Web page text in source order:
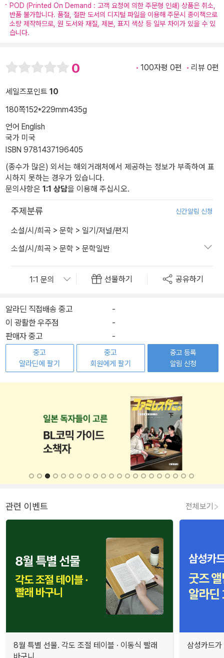
POD (Printed On Demand : 고객 요청에 의한 주문형 인쇄) 상품은 취소,
반품 불가합니다. 품절, 절판 도서의 디지털 파일을 이용해 주문시 종이책으로
소량 제작하므로, 원 도서와 재질, 제본, 표지 색상 등 일부 차이가 있을 수 있
습니다.
0 100자평 0편 리뷰 0편
세일즈포인트 10
180쪽152*229mm435g
언어 English
국가 미국
ISBN 9781437196405
(종수가 많은) 외서는 해외거래처에서 제공하는 정보가 부족하여 표
시하지 못하는 경우가 있습니다.
문의사항은 1:1 상담을 이용해 주십시오.
주제분류 신간알림 신청
소설/시/희곡 > 문학 > 일기/저널/편지
소설/시/희곡 > 문학 > 문학일반
선물하기 공유하기
알라딘 직접배송 중고
-
이 광활한 우주점
-
판매자 중고
-
중고
알라딘에 팔기
중고
회원에게 팔기
중고 등록
알림 신청
관련 이벤트 전체보기
8월 특별 선물. 각도 조절 테이블 · 이동식 빨래
삼성카드